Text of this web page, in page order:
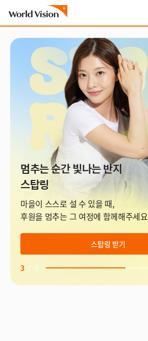
멈추는 순간 빛나는 반지
스탑링
마을이 스스로 설 수 있을 때,
후원을 멈추는 그 여정에 함께해주세요
스탑링 받기
3/ 5